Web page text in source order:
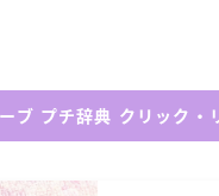
ブ プチ辞典 クリック・